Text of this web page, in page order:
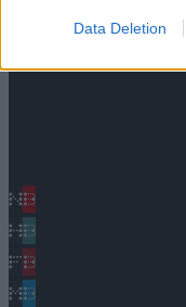
Data Deletion
cozmo media group